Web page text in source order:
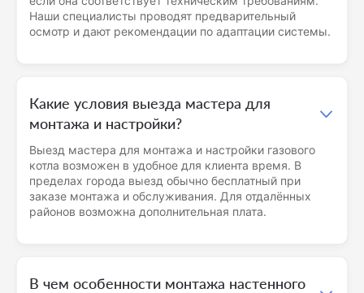
Наши специалисты проводят предварительный
осмотр и дают рекомендации по адаптации системы.
Какие условия выезда мастера для
монтажа и настройки?
Выезд мастера для монтажа и настройки газового
котла возможен в удобное для клиента время. В
пределах города выезд обычно бесплатный при
заказе монтажа и обслуживания. Для отдалённых
районов возможна дополнительная плата.
В чем особенности монтажа настенного